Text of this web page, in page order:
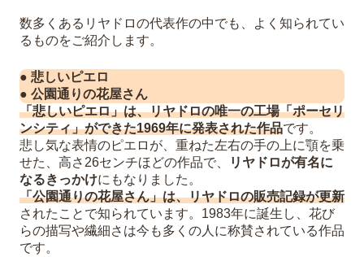
数多くあるリヤドロの代表作の中でも、よく知られてい
るものをご紹介します。
● 悲しいピエロ
● 公園通りの花屋さん
「悲しいピエロ」は、リヤドロの唯一の工場「ポーセリ
ンシティ」ができた1969年に発表された作品です。
悲し気な表情のピエロが、重ねた左右の手の上に顎を乗
せた、高さ26センチほどの作品で、
リヤドロが有名に
なるきっかけにもなりました。
「公園通りの花屋さん」は、リヤドロの販売記録が更新
されたことで知られています。1983年に誕生し、花び
らの描写や繊細さは今も多くの人に称賛されている作品
です。